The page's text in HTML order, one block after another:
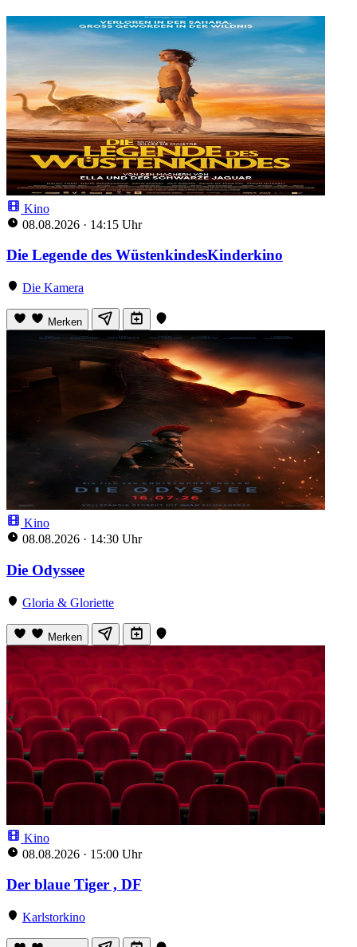
Kino
08.08.2026 · 14:15 Uhr
Die Legende des WüstenkindesKinderkino
Die Kamera
Merken
Kino
08.08.2026 · 14:30 Uhr
Die Odyssee
Gloria & Gloriette
Merken
Kino
08.08.2026 · 15:00 Uhr
Der blaue Tiger , DF
Karlstorkino